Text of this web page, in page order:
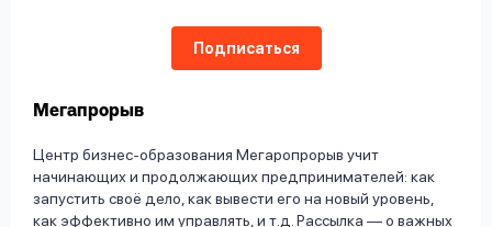
Подписаться
Мегапрорыв
Центр бизнес-образования Мегаропрорыв учит
начинающих и продолжающих предпринимателей: как
запустить своё дело, как вывести его на новый уровень,
как эффективно им управлять, и т.д. Рассылка — о важных